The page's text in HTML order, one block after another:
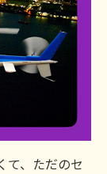
て、ただのセ